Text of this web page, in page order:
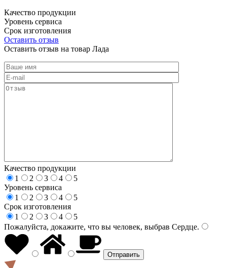
Качество продукции
Уровень сервиса
Срок изготовления
Оставить отзыв
Оставить отзыв на товар Лада
Качество продукции
1
2 3 4
5
Уровень сервиса
1
2 3 4
5
Срок изготовления
1
2 3 4
5
Пожалуйста, докажите, что вы человек, выбрав Сердце.